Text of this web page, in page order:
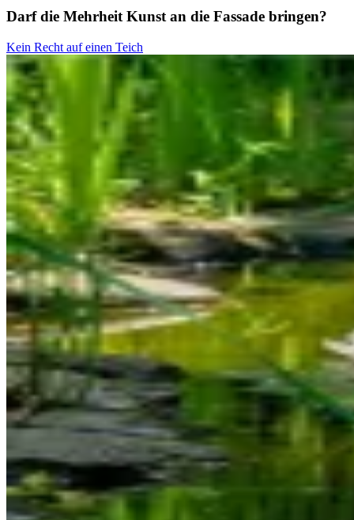
Darf die Mehrheit Kunst an die Fassade bringen?
Kein Recht auf einen Teich